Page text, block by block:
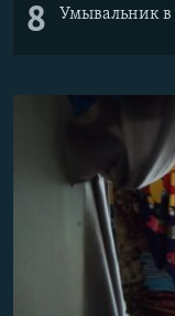
8 Умывальник